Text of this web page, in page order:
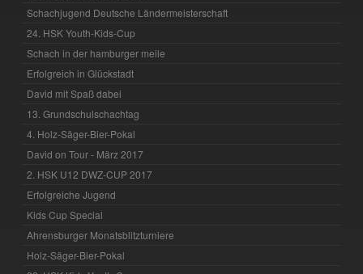
Schachjugend Deutsche Ländermeisterschaft
24. HSK Youth-Kids-Cup
Schach in der hamburger meile
Erfolgreich in Glückstadt
David mit Spaß dabei
13. Grundschulschachtag
4. Holz-Säger-Bier-Pokal
David on Tour - März 2017
2. HSK U12 DWZ-CUP 2017
Erfolgreiche Jugend
Kids Cup Special
Ahrensburger Monatsblitzturniere
Holz-Säger-Bier-Pokal